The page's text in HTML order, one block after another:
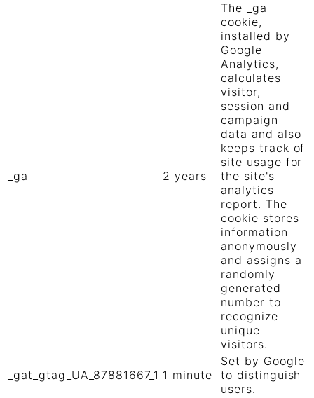
_ga 2 years
The _ga
cookie,
installed by
Google
Analytics,
calculates
visitor,
session and
campaign
data and also
keeps track of
site usage for
the site's
analytics
report. The
cookie stores
information
anonymously
and assigns a
randomly
generated
number to
recognize
unique
visitors.
_gat_gtag_UA_87881667_1 1 minute
Set by Google
to distinguish
users.